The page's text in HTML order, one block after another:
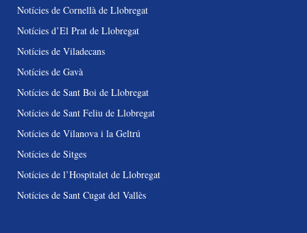
Notícies de Cornellà de Llobregat
Notícies d’El Prat de Llobregat
Notícies de Viladecans
Notícies de Gavà
Notícies de Sant Boi de Llobregat
Notícies de Sant Feliu de Llobregat
Notícies de Vilanova i la Geltrú
Notícies de Sitges
Notícies de l’Hospitalet de Llobregat
Notícies de Sant Cugat del Vallès